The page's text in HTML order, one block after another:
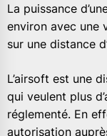
La puissance
environ avec une
sur une distance
L’airsoft est une
qui veulent plus
réglementé. En
autorisation